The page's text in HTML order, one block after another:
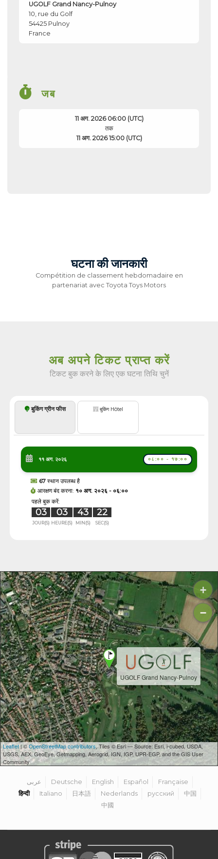
UGOLF Grand Nancy-Pulnoy
10, rue du Golf
54425 Pulnoy
France
जब
11 अग. 2026 06:00 (UTC)
तक
11 अग. 2026 15:00 (UTC)
घटना की जानकारी
Compétition de classement hebdomadaire en
partenariat avec Toyota Toys Motors
अब अपने टिकट प्राप्त करें
टिकट बुक करने के लिए एक घटना तिथि चुनें
बुकिंग ग्रीन फीस बुकिंग Hôtel
११ अग. २०२६ ०८:०० - १७:००
67 स्थान उपलब्ध है
आरक्षण बंद करना: १० अग. २०२६ - ०६:००
पहले बुक करें:
03 03 43 21
JOUR(S) HEURE(S) MIN(S) SEC(S)
UGOLF Grand Nancy-Pulnoy
+
−
Leaflet| ©OpenStreetMap contributors, Tiles © Esri — Source: Esri, i-cubed, USDA,
USGS, AEX, GeoEye, Getmapping, Aerogrid, IGN, IGP, UPR-EGP, and the GIS User
Community
عربى Deutsche English Español
Française
हिन्दी
Italiano 日本語 Nederlands русский
中国
中國